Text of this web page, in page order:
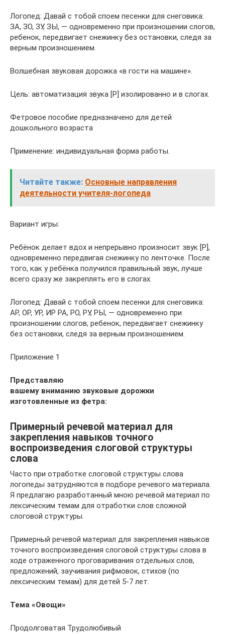
Логопед: Давай с тобой споем песенки для снеговика:
ЗА, ЗО, ЗУ, ЗЫ, — одновременно при произношении слогов,
ребенок, передвигает снежинку без остановки, следя за
верным произношением.
Волшебная звуковая дорожка «в гости на машине».
Цель: автоматизация звука [Р] изолированно и в слогах.
Фетровое пособие предназначено для детей
дошкольного возраста
Применение: индивидуальная форма работы.
Читайте также: Основные направления
деятельности учителя-логопеда
Вариант игры:
Ребёнок делает вдох и непрерывно произносит звук [Р],
одновременно передвигая снежинку по ленточке. После
того, как у ребёнка получился правильный звук, лучше
всего сразу же закреплять его в слогах.
Логопед: Давай с тобой споем песенки для снеговика:
АР, ОР, УР, ИР РА, РО, РУ, РЫ, — одновременно при
произношении слогов, ребенок, передвигает снежинку
без остановки, следя за верным произношением.
Приложение 1
Представляю
вашему вниманию звуковые дорожки
изготовленные из фетра:
Примерный речевой материал для
закрепления навыков точного
воспроизведения слоговой структуры
слова
Часто при отработке слоговой структуры слова
логопеды затрудняются в подборе речевого материала.
Я предлагаю разработанный мною речевой материал по
лексическим темам для отработки слов сложной
слоговой структуры.
Примерный речевой материал для закрепления навыков
точного воспроизведения слоговой структуры слова в
ходе отраженного проговаривания отдельных слов,
предложений, заучивания рифмовок, стихов (по
лексическим темам) для детей 5-7 лет.
Тема «Овощи»
Продолговатая Трудолюбивый